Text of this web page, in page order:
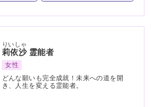
莉依沙
りいしゃ
霊能者
女性
どんな願いも完全成就！未来への道を開
き、人生を変える霊能者。